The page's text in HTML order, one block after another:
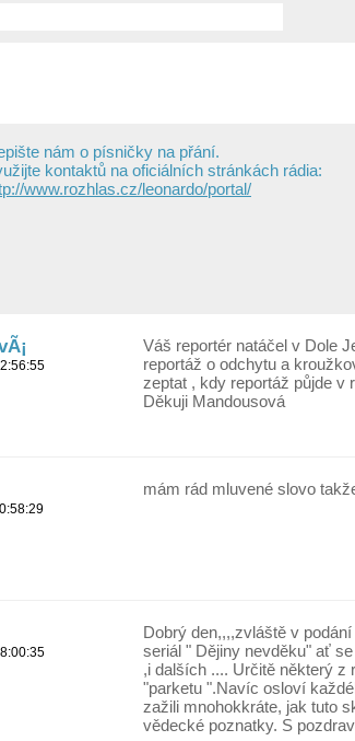
nám o písničky na přání.
kontaktů na oficiálních stránkách rádia:
www.rozhlas.cz/leonardo/portal/
Váš reportér natáčel v Dole
reportáž o odchytu a
zeptat , kdy reportáž půjde v
Děkuji Mandousová
mám rád mluvené slovo
Dobrý den,,,,zvláště v
seriál " Dějiny nevděku" ať
,i dalších .... Určitě některý z
"parketu ".Navíc osloví
zažili mnohokkráte, jak tuto
vědecké poznatky. S